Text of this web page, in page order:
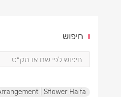
חיפוש
| Sflower Haifa